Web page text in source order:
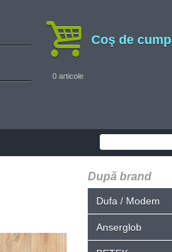
Coş de
0 articole
După brand
Dufa / Modem
Anserglob